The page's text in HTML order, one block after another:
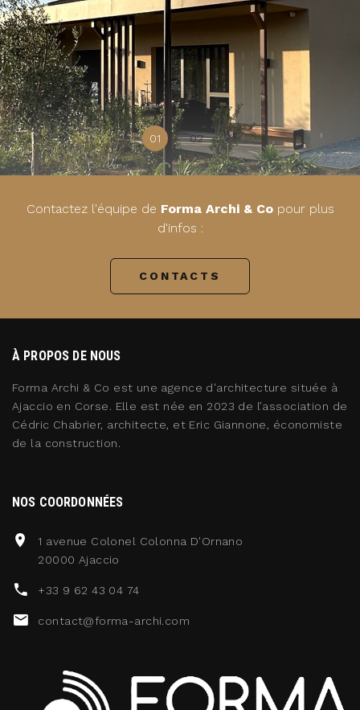
01 02
Contactez l'équipe de Forma Archi & Copour plus
d'infos :
CONTACTS
À PROPOS DE NOUS
Forma Archi & Co est une agence d'architecture située à
Ajaccio en Corse. Elle est née en 2023 de l’association de
Cédric Chabrier, architecte, et Eric Giannone, économiste
de la construction.
NOS COORDONNÉES
1 avenue Colonel Colonna D'Ornano
20000 Ajaccio
+33 9 62 43 04 74
contact@forma-archi.com